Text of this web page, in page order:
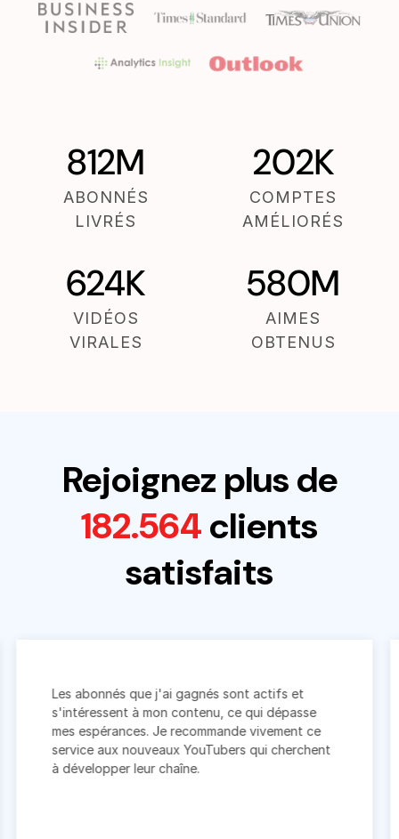
812M
ABONNÉS
LIVRÉS
202K
COMPTES
AMÉLIORÉS
624K
VIDÉOS
VIRALES
580M
AIMES
OBTENUS
Rejoignez plus de
182.564clients
satisfaits
que j'ai gagnés sont actifs et
à mon contenu, ce qui dépasse
espérances. Je recommande vivement ce
aux nouveaux YouTubers qui cherchent
leur chaîne.